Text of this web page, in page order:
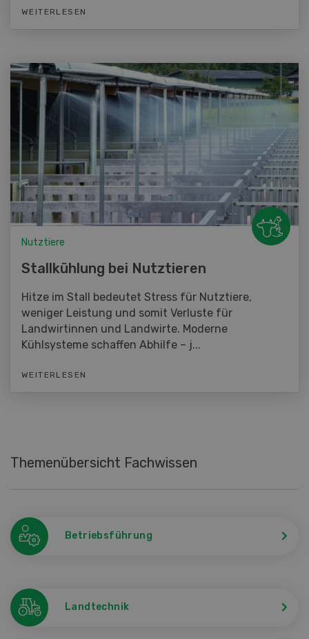
WEITERLESEN
Nutztiere
Stallkühlung bei Nutztieren
Hitze im Stall bedeutet Stress für Nutztiere,
weniger Leistung und somit Verluste für
Landwirtinnen und Landwirte. Moderne
Kühlsysteme schaffen Abhilfe – j...
WEITERLESEN
Themenübersicht Fachwissen
Betriebsführung
Landtechnik